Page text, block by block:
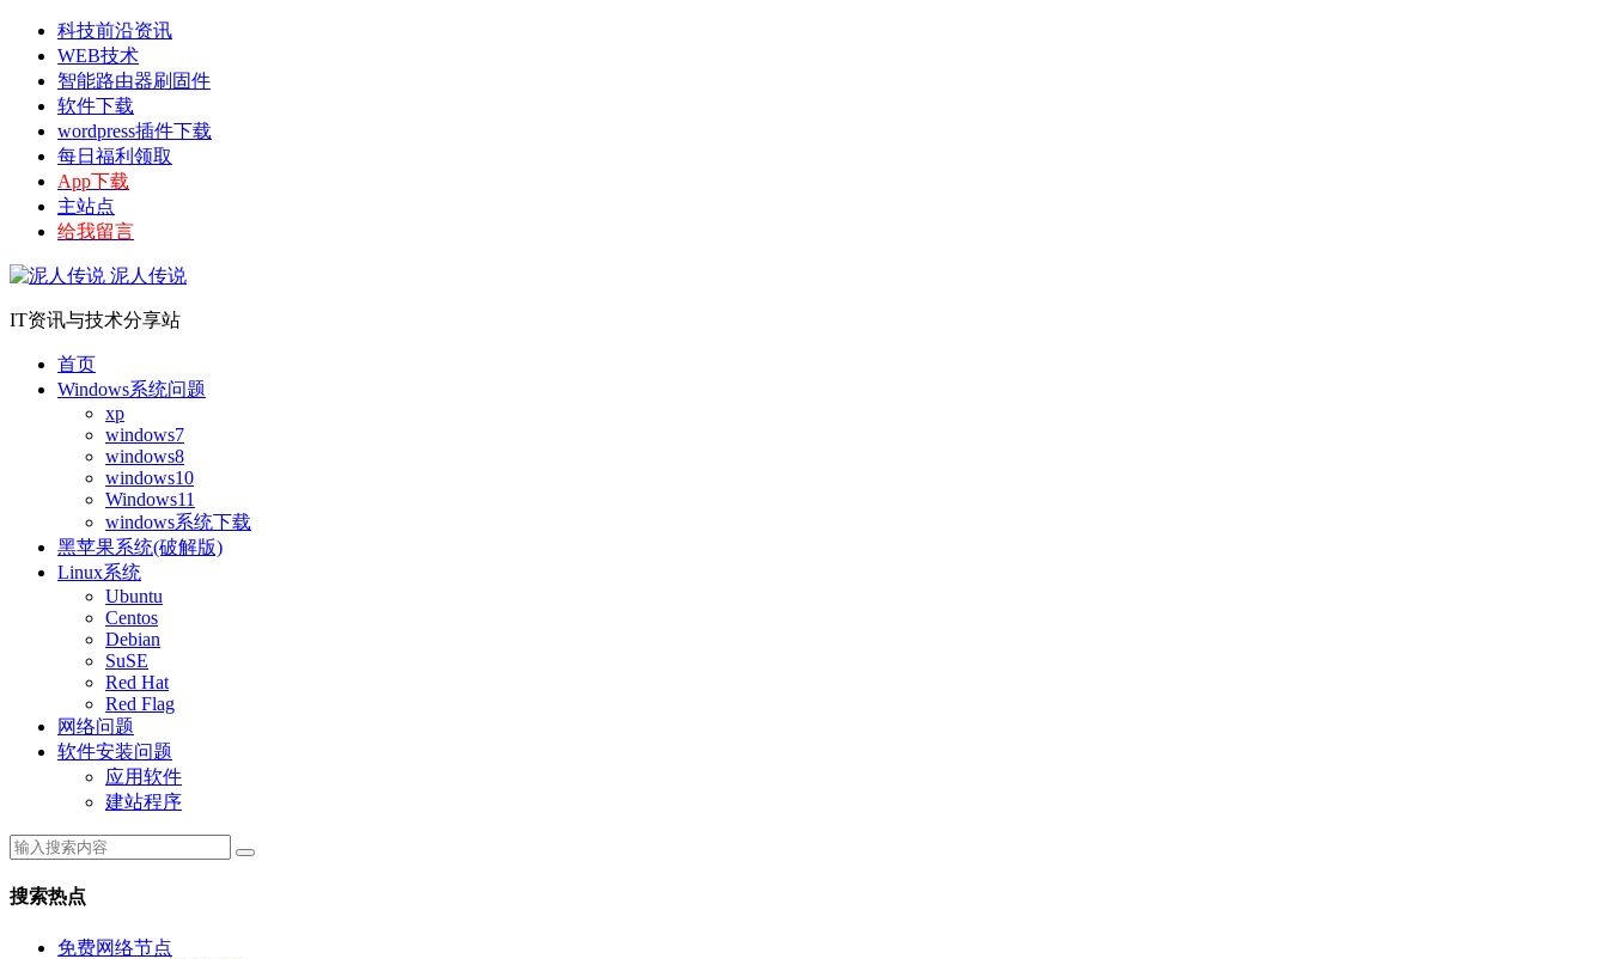
科技前沿资讯
WEB技术
智能路由器刷固件
软件下载
wordpress插件下载
每日福利领取
App下载
主站点
给我留言
泥人传说
IT资讯与技术分享站
首页
Windows系统问题
xp
windows7
windows8
windows10
Windows11
windows系统下载
黑苹果系统(破解版)
Linux系统
Ubuntu
Centos
Debian
SuSE
Red Hat
Red Flag
网络问题
软件安装问题
应用软件
建站程序
搜索热点
免费网络节点